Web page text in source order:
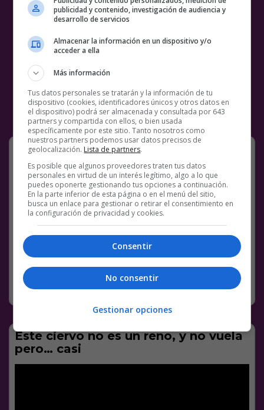
Tweet]
Facebook
Twitter
WhatsApp
Gmail
Meneame
Copy
Link
TWEET
COMENTARIOS
SIN CATEGORÍA 26 NOVIEMBRE, 2018
Este ciervo no es un reno, y no vuela
pero… casi
publicidad y contenido, investigación de audiencia y
desarrollo de servicios
Almacenar la información en un dispositivo y/o
acceder a ella
Más información
Tus datos personales se tratarán y la información de tu
dispositivo (cookies, identificadores únicos y otros datos en
el dispositivo) podrá ser almacenada y consultada por 643
partners y compartida con ellos, o bien usada
específicamente por este sitio. Tanto nosotros como
nuestros partners podemos usar datos precisos de
geolocalización. Lista de partners.
Es posible que algunos proveedores traten tus datos
personales en virtud de un interés legítimo, algo a lo que
puedes oponerte gestionando tus opciones a continuación.
En la parte inferior de esta página o en el menú del sitio,
busca un enlace para gestionar o retirar el consentimiento en
la configuración de privacidad y cookies.
Consentir
No consentir
Gestionar opciones